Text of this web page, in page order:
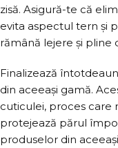
zisă. Asigură-te că
evita aspectul tern și
rămână lejere și pline
Finalizează
din aceeași gamă.
cuticulei, proces care
protejează părul
produselor din